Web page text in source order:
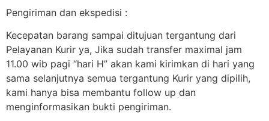
Pengiriman dan ekspedisi :
Kecepatan barang sampai ditujuan tergantung dari
Pelayanan Kurir ya, Jika sudah transfer maximal jam
11.00 wib pagi “hari H” akan kami kirimkan di hari yang
sama selanjutnya semua tergantung Kurir yang dipilih,
kami hanya bisa membantu follow up dan
menginformasikan bukti pengiriman.